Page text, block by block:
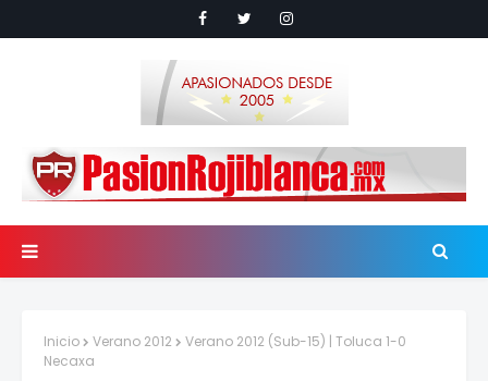
Inicio Verano 2012
Verano 2012 (Sub-15) | Toluca 1-0
Necaxa